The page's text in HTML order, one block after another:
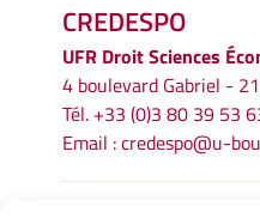
CREDESPO
UFR Droit Sciences
4 boulevard Gabriel -
Tél. +33 (0)3 80 39 53
Email :credespo@u-